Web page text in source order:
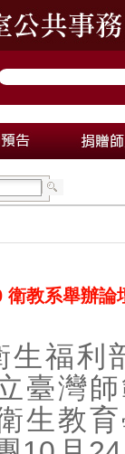
衛教系舉辦論
生福利
臺灣
生教